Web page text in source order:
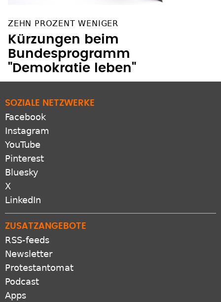
ZEHN PROZENT WENIGER
Kürzungen beim
Bundesprogramm
"Demokratie leben"
SOZIALE NETZWERKE
Facebook
Instagram
YouTube
Pinterest
Bluesky
X
LinkedIn
ZUSATZANGEBOTE
RSS-feeds
Newsletter
Protestantomat
Podcast
Apps